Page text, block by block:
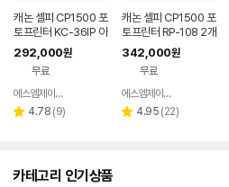
캐논 셀피 CP1500 포
토프린터 KC-36IP 아
이리버 배터리 세트
+한정판 조구만 9종
패키지
292,000원
무료
에스엠제이 공식스토어
별 4.78 리
(9)
캐논 셀피 CP1500 포
토프린터 RP-108 2개
아이리버 배터리 충전
기 +한정판 조구만 9
종 패키지
342,000원
무료
에스엠제이 공식스토어
별 4.95 리
(22)
카테고리 인기상품